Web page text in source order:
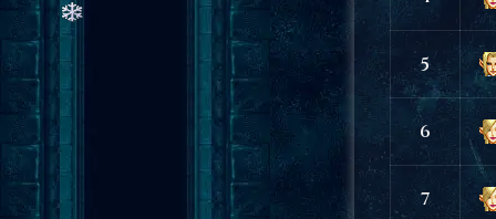
5
6
7